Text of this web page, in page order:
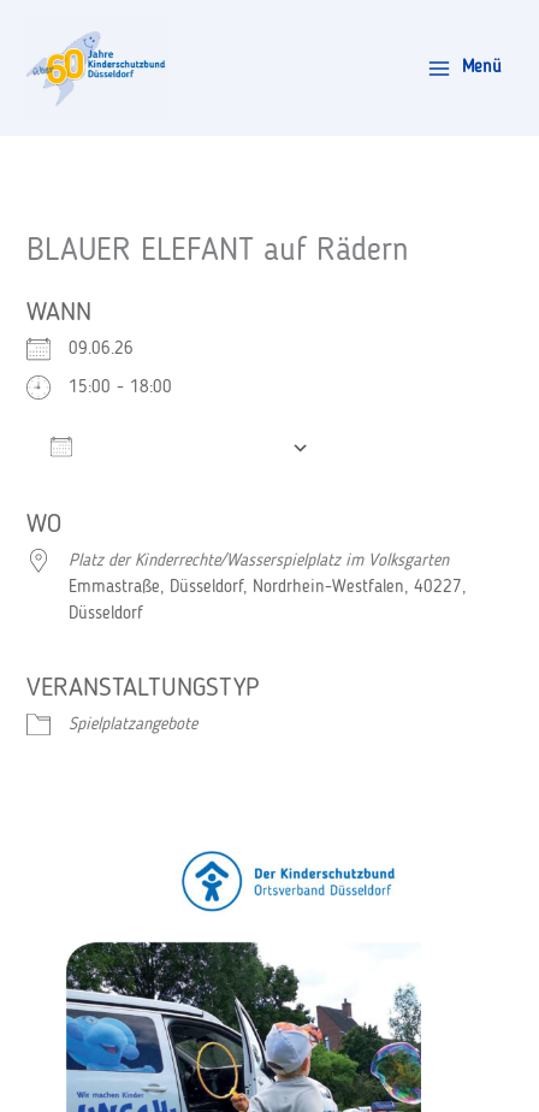
springen
Menü
BLAUER ELEFANT auf Rädern
WANN
09.06.26
15:00 - 18:00
WO
Platz der Kinderrechte/Wasserspielplatz im Volksgarten
Emmastraße, Düsseldorf, Nordrhein-Westfalen, 40227,
Düsseldorf
VERANSTALTUNGSTYP
Spielplatzangebote